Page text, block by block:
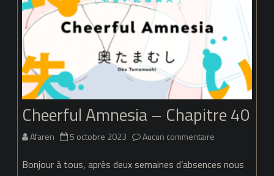
Cheerful Amnesia – Chapitre 40
Afaren 5 octobre 2023 Aucun commentaire
Bonjour à tous, après deux semaines d’absences nous